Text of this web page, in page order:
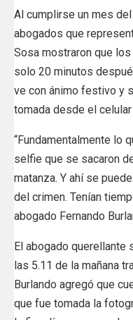
Al cumplirse un mes
abogados que
Sosa mostraron que
solo 20 minutos
ve con ánimo festivo y
tomada desde el
“Fundamentalmente lo
selfie que se sacaron
matanza. Y ahí se
del crimen. Tenían
abogado Fernando
El abogado
las 5.11 de la mañana
Burlando agregó que
que fue tomada la